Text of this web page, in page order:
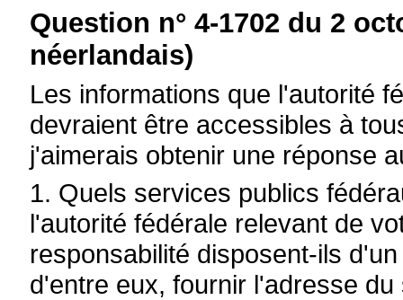
Question n° 4-1702 du 2
néerlandais)
Les informations que l'autorité
devraient être accessibles à
j'aimerais obtenir une réponse
1. Quels services publics
l'autorité fédérale relevant de
responsabilité disposent-ils
d'entre eux, fournir l'adresse du